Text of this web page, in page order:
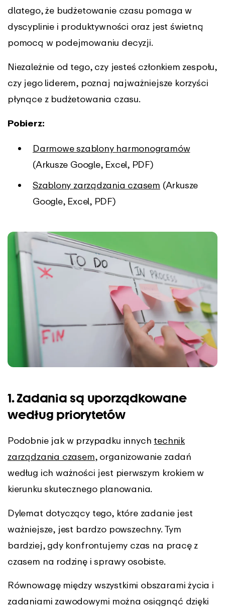
dlatego, że budżetowanie czasu pomaga w
dyscyplinie i produktywności oraz jest świetną
pomocą w podejmowaniu decyzji.
Niezależnie od tego, czy jesteś członkiem zespołu,
czy jego liderem, poznaj najważniejsze korzyści
płynące z budżetowania czasu.
Pobierz:
Darmowe szablony harmonogramów
(Arkusze Google, Excel, PDF)
Szablony zarządzania czasem (Arkusze
Google, Excel, PDF)
1. Zadania są uporządkowane
według priorytetów
Podobnie jak w przypadku innych technik
zarządzania czasem, organizowanie zadań
według ich ważności jest pierwszym krokiem w
kierunku skutecznego planowania.
Dylemat dotyczący tego, które zadanie jest
ważniejsze, jest bardzo powszechny. Tym
bardziej, gdy konfrontujemy czas na pracę z
czasem na rodzinę i sprawy osobiste.
Równowagę między wszystkimi obszarami życia i
zadaniami zawodowymi można osiągnąć dzięki